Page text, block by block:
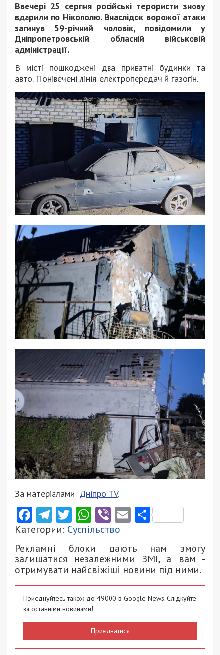
Ввечері 25 серпня російські терористи знову
вдарили по Нікополю. Внаслідок ворожої атаки
загинув 59-річний чоловік, повідомили у
Дніпропетровській обласній військовій
адміністрації.
В місті пошкоджені два приватні будинки та
авто. Понівечені лінія електропередач й газогін.
За матеріалами Дніпро ТV.
Facebook
Telegram
Twitter
WhatsApp
ViberEmail
Категории: Суспільство
Рекламні блоки дають нам змогу
залишатися незалежними ЗМІ, а вам -
отримувати найсвіжіші новини під ними.
Приєднуйтесь також до 49000 в Google News. Слідкуйте
за останніми новинами!
Приєднатися